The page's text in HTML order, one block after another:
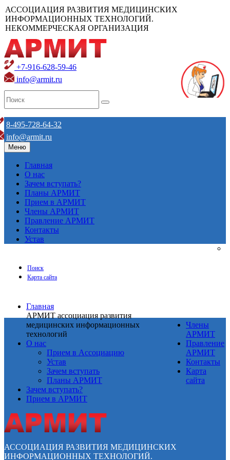
АССОЦИАЦИЯ РАЗВИТИЯ МЕДИЦИНСКИХ
ИНФОРМАЦИОННЫХ ТЕХНОЛОГИЙ.
НЕКОММЕРЧЕСКАЯ ОРГАНИЗАЦИЯ
+7-916-628-59-46
info@armit.ru
8-495-728-64-32
info@armit.ru
Меню
Главная
О нас
Зачем вступать?
Планы АРМИТ
Прием в АРМИТ
Члены АРМИТ
Правление АРМИТ
Контакты
Устав
Поиск
Карта сайта
Главная
АРМИТ ассоциация развития
медицинских информационных
технологий
О нас
Прием в Ассоциацию
Устав
Зачем вступать
Планы АРМИТ
Зачем вступать?
Прием в АРМИТ
Члены
АРМИТ
Правление
АРМИТ
Контакты
Карта
сайта
АССОЦИАЦИЯ РАЗВИТИЯ МЕДИЦИНСКИХ
ИНФОРМАЦИОННЫХ ТЕХНОЛОГИЙ.